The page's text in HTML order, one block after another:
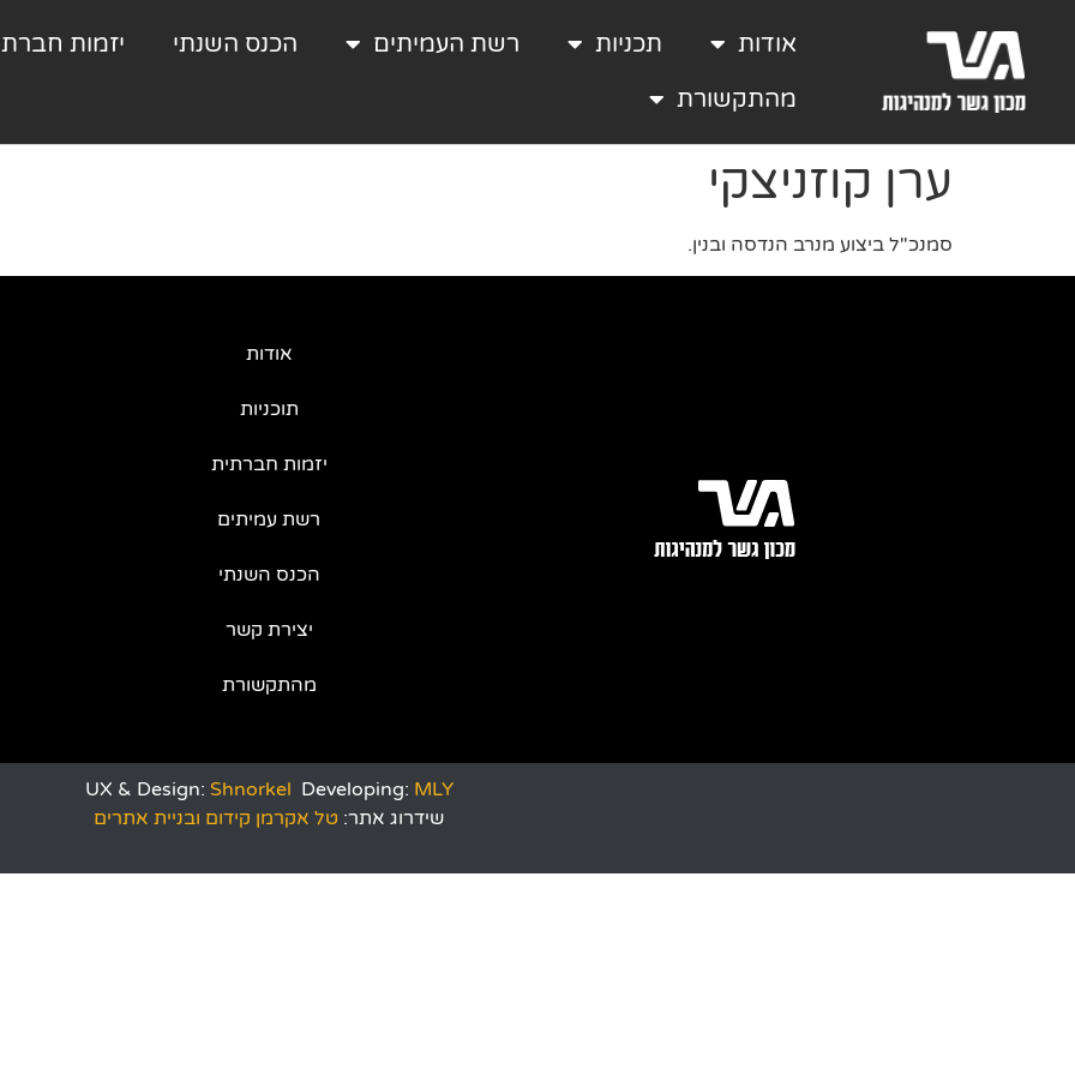
אודות תכניות רשת העמיתים הכנס השנתי
יזמות
מהתקשורת
ערן קוזניצקי
סמנכ"ל ביצוע מנרב הנדסה ובנין.
אודות
תוכניות
יזמות חברתית
רשת עמיתים
הכנס השנתי
יצירת קשר
מהתקשורת
UX & Design: Shnorkel Developing: MLY
שידרוג אתר: טל אקרמן קידום ובניית אתרים